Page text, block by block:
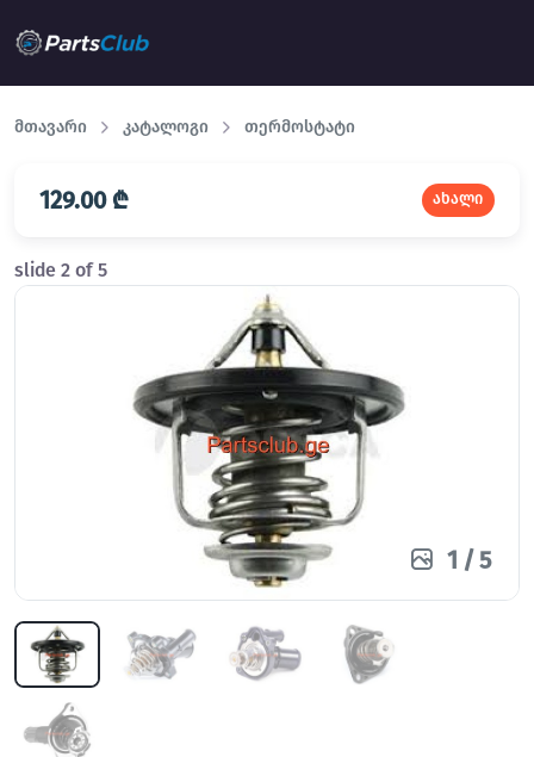
მთავარი კატალოგი თერმოსტატი
129.00 ₾ ახალი
1 /5
slide 2 of 5